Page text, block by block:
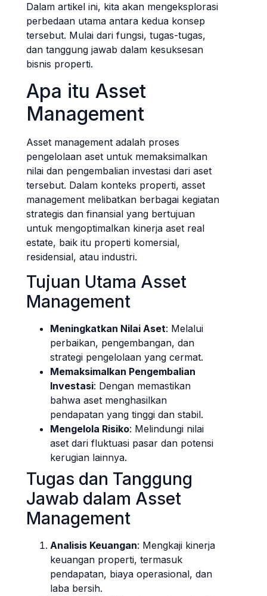
Dalam artikel ini, kita akan mengeksplorasi
perbedaan utama antara kedua konsep
tersebut. Mulai dari fungsi, tugas-tugas,
dan tanggung jawab dalam kesuksesan
bisnis properti.
Apa itu Asset
Management
Asset management adalah proses
pengelolaan aset untuk memaksimalkan
nilai dan pengembalian investasi dari aset
tersebut. Dalam konteks properti, asset
management melibatkan berbagai kegiatan
strategis dan finansial yang bertujuan
untuk mengoptimalkan kinerja aset real
estate, baik itu properti komersial,
residensial, atau industri.
Tujuan Utama Asset
Management
Meningkatkan Nilai Aset: Melalui
perbaikan, pengembangan, dan
strategi pengelolaan yang cermat.
Memaksimalkan Pengembalian
Investasi: Dengan memastikan
bahwa aset menghasilkan
pendapatan yang tinggi dan stabil.
Mengelola Risiko: Melindungi nilai
aset dari fluktuasi pasar dan potensi
kerugian lainnya.
Tugas dan Tanggung
Jawab dalam Asset
Management
Analisis Keuangan: Mengkaji kinerja
keuangan properti, termasuk
pendapatan, biaya operasional, dan
laba bersih.